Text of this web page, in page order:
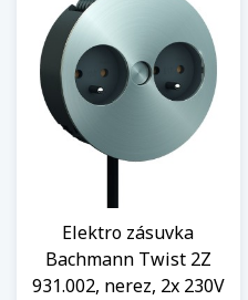
Elektro zásuvka
Bachmann Twist 2Z
931.002, nerez, 2x 230V